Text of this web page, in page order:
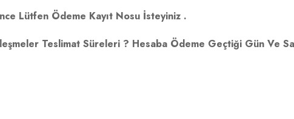
Lütfen Ödeme Kayıt Nosu İsteyiniz .
Teslimat Süreleri ? Hesaba Ödeme Geçtiği Gün Ve